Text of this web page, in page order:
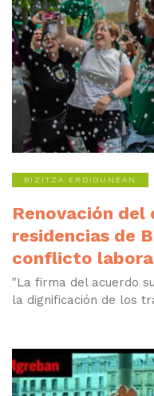
BIZITZA ERDIGUNEAN
Renovación del
residencias de
conflicto
"La firma del acuerdo
la dignificación de los